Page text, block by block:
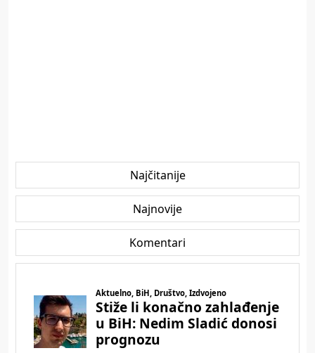
Najčitanije
Najnovije
Komentari